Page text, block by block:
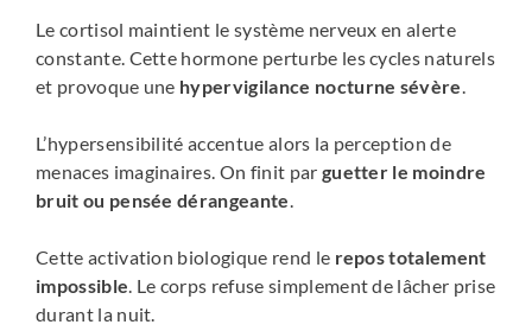
Le cortisol maintient le système nerveux en alerte
constante. Cette hormone perturbe les cycles naturels
et provoque une hypervigilance nocturne sévère.
L’hypersensibilité accentue alors la perception de
menaces imaginaires. On finit par guetter le moindre
bruit ou pensée dérangeante.
Cette activation biologique rend le repos totalement
impossible. Le corps refuse simplement de lâcher prise
durant la nuit.